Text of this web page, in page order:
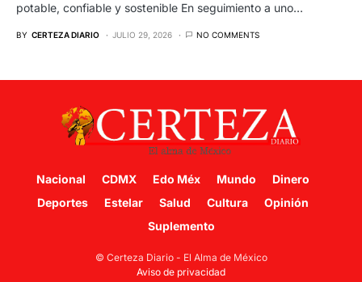
potable, confiable y sostenible En seguimiento a uno…
BY CERTEZA DIARIO JULIO 29, 2026 NO COMMENTS
Nacional CDMX Edo Méx Mundo
Dinero
Deportes
Estelar Salud Cultura
Opinión
Suplemento
© Certeza Diario - El Alma de México
Aviso de privacidad